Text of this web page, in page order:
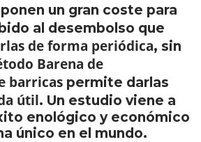
un gran coste para
al desembolso que
de forma periódica, sin
Barena de
barricas permite darlas
útil. Un estudio viene a
enológico y económico
único en el mundo.